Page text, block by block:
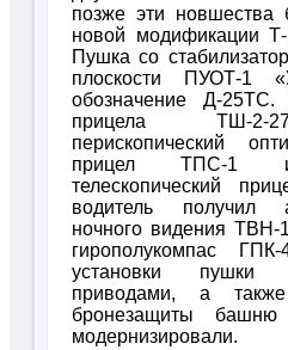
позже эти
новой модификации
Пушка со
плоскости ПУОТ-1
обозначение Д-
прицела ТШ-2-
перископический
прицел ТПС-1 и
телескопический
водитель получил
ночного видения ТВН-
гирополукомпас
установки пушки
приводами, а
бронезащиты
модернизировали.